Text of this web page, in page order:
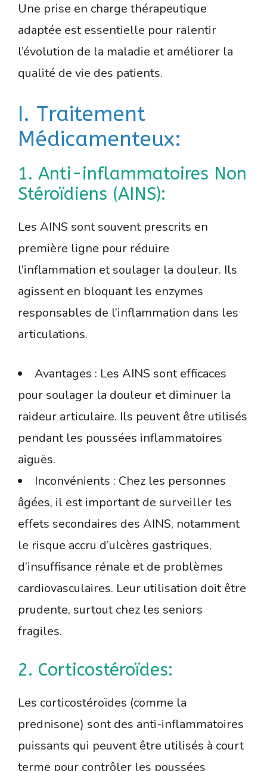
Une prise en charge thérapeutique
adaptée est essentielle pour ralentir
l’évolution de la maladie et améliorer la
qualité de vie des patients.
I. Traitement
Médicamenteux:
1. Anti-inflammatoires Non
Stéroïdiens (AINS):
Les AINS sont souvent prescrits en
première ligne pour réduire
l’inflammation et soulager la douleur. Ils
agissent en bloquant les enzymes
responsables de l’inflammation dans les
articulations.
Avantages : Les AINS sont efficaces
pour soulager la douleur et diminuer la
raideur articulaire. Ils peuvent être utilisés
pendant les poussées inflammatoires
aiguës.
Inconvénients : Chez les personnes
âgées, il est important de surveiller les
effets secondaires des AINS, notamment
le risque accru d’ulcères gastriques,
d’insuffisance rénale et de problèmes
cardiovasculaires. Leur utilisation doit être
prudente, surtout chez les seniors
fragiles.
2. Corticostéroïdes:
Les corticostéroïdes (comme la
prednisone) sont des anti-inflammatoires
puissants qui peuvent être utilisés à court
terme pour contrôler les poussées